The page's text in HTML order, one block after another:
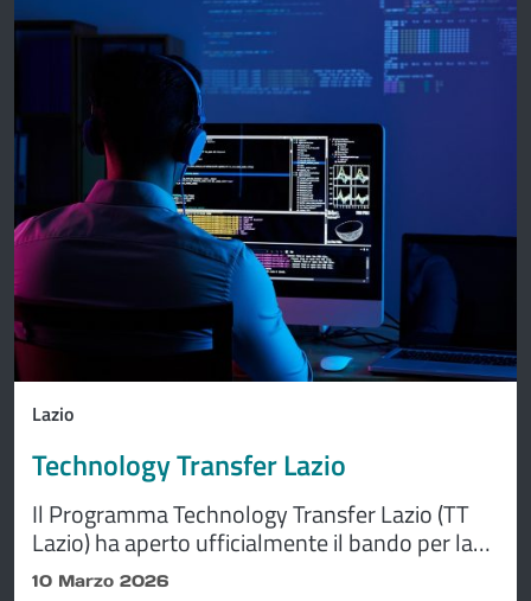
Lazio
Technology Transfer Lazio
Il Programma Technology Transfer Lazio (TT
Lazio) ha aperto ufficialmente il bando per la
selezione di team di ricerca e startup
10 Marzo 2026